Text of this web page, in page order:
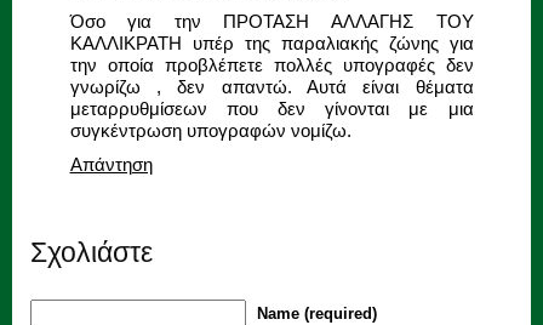
Όσο για την ΠΡΟΤΑΣΗ ΑΛΛΑΓΗΣ ΤΟΥ
ΚΑΛΛΙΚΡΑΤΗ υπέρ της παραλιακής ζώνης για
την οποία προβλέπετε πολλές υπογραφές δεν
γνωρίζω , δεν απαντώ. Αυτά είναι θέματα
μεταρρυθμίσεων που δεν γίνονται με μια
συγκέντρωση υπογραφών νομίζω.
Απάντηση
Σχολιάστε
Name (required)